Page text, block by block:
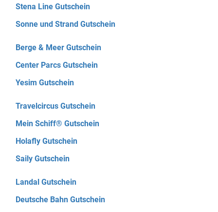
Stena Line Gutschein
Sonne und Strand Gutschein
Berge & Meer Gutschein
Center Parcs Gutschein
Yesim Gutschein
Travelcircus Gutschein
Mein Schiff® Gutschein
Holafly Gutschein
Saily Gutschein
Landal Gutschein
Deutsche Bahn Gutschein